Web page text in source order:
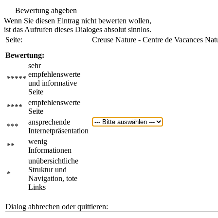
Bewertung abgeben
Wenn Sie diesen Eintrag nicht bewerten wollen,
ist das Aufrufen dieses Dialoges absolut sinnlos.
Seite:
Creuse Nature - Centre de Vacances
Bewertung:
*****
sehr
empfehlenswerte
und informative
Seite
****
empfehlenswerte
Seite
***
ansprechende
Internetpräsentation
**
wenig
Informationen
*
unübersichtliche
Struktur und
Navigation, tote
Links
Dialog abbrechen oder quittieren: